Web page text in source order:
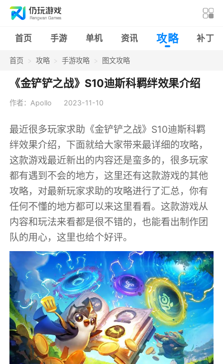
首页 手游 单机 资讯 攻略 补丁
首页 攻略 手游攻略 图文攻略
《金铲铲之战》S10迪斯科羁绊效果介绍
作者：Apollo 2023-11-10
最近很多玩家求助《金铲铲之战》S10迪斯科羁
绊效果介绍，下面就给大家带来最详细的攻略，
这款游戏最近新出的内容还是蛮多的，很多玩家
都有遇到不会的地方，这里还有这款游戏的其他
攻略，对最新玩家求助的攻略进行了汇总，你有
任何不懂的地方都可以来这里看看。这款游戏从
内容和玩法来看都是很不错的，也能看出制作团
队的用心，这里也给个好评。